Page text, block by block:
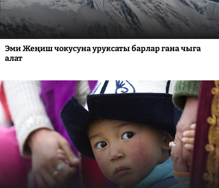
Эми Жеңиш чокусуна уруксаты барлар гана чыга
алат